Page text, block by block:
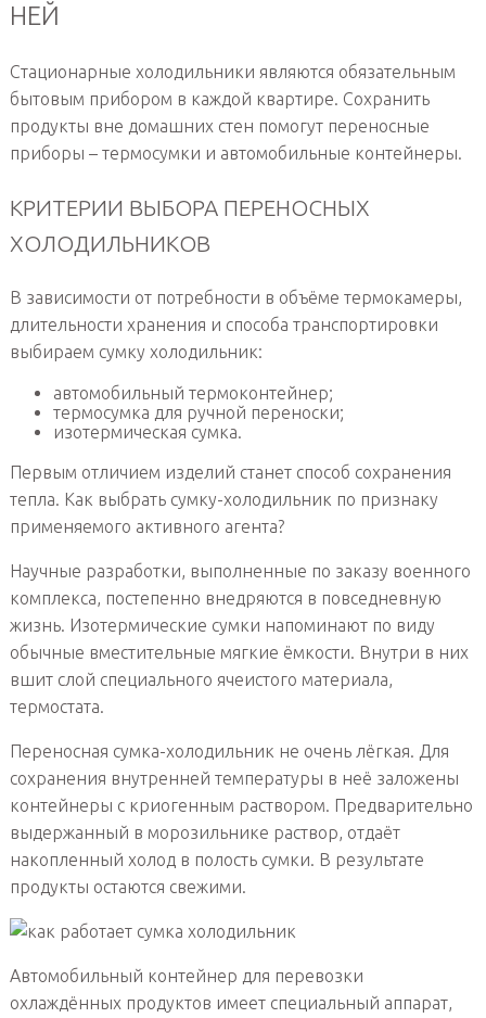
НЕЙ
Стационарные холодильники являются обязательным
бытовым прибором в каждой квартире. Сохранить
продукты вне домашних стен помогут переносные
приборы – термосумки и автомобильные контейнеры.
КРИТЕРИИ ВЫБОРА ПЕРЕНОСНЫХ
ХОЛОДИЛЬНИКОВ
В зависимости от потребности в объёме термокамеры,
длительности хранения и способа транспортировки
выбираем сумку холодильник:
автомобильный термоконтейнер;
термосумка для ручной переноски;
изотермическая сумка.
Первым отличием изделий станет способ сохранения
тепла. Как выбрать сумку-холодильник по признаку
применяемого активного агента?
Научные разработки, выполненные по заказу военного
комплекса, постепенно внедряются в повседневную
жизнь. Изотермические сумки напоминают по виду
обычные вместительные мягкие ёмкости. Внутри в них
вшит слой специального ячеистого материала,
термостата.
Переносная сумка-холодильник не очень лёгкая. Для
сохранения внутренней температуры в неё заложены
контейнеры с криогенным раствором. Предварительно
выдержанный в морозильнике раствор, отдаёт
накопленный холод в полость сумки. В результате
продукты остаются свежими.
Автомобильный контейнер для перевозки
охлаждённых продуктов имеет специальный аппарат,